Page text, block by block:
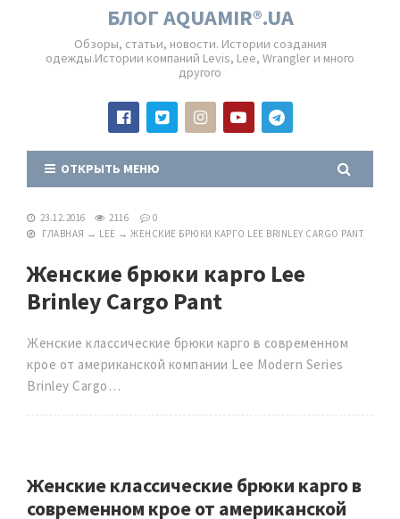
БЛОГ AQUAMIR®.UA
Обзоры, статьи, новости. Истории создания
одежды.Истории компаний Levis, Lee, Wrangler и много
другого
ОТКРЫТЬ МЕНЮ
23.12.2016 2116
0
ГЛАВНАЯ → LEE → ЖЕНСКИЕ БРЮКИ КАРГО LEE BRINLEY CARGO PANT
Женские брюки карго Lee
Brinley Cargo Pant
Женские классические брюки карго в современном
крое от американской компании Lee Modern Series
Brinley Cargo…
Женские классические брюки карго в
современном крое от американской